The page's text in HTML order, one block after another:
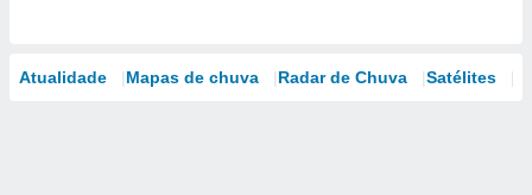
Atualidade Mapas de chuva Radar de Chuva Satélites